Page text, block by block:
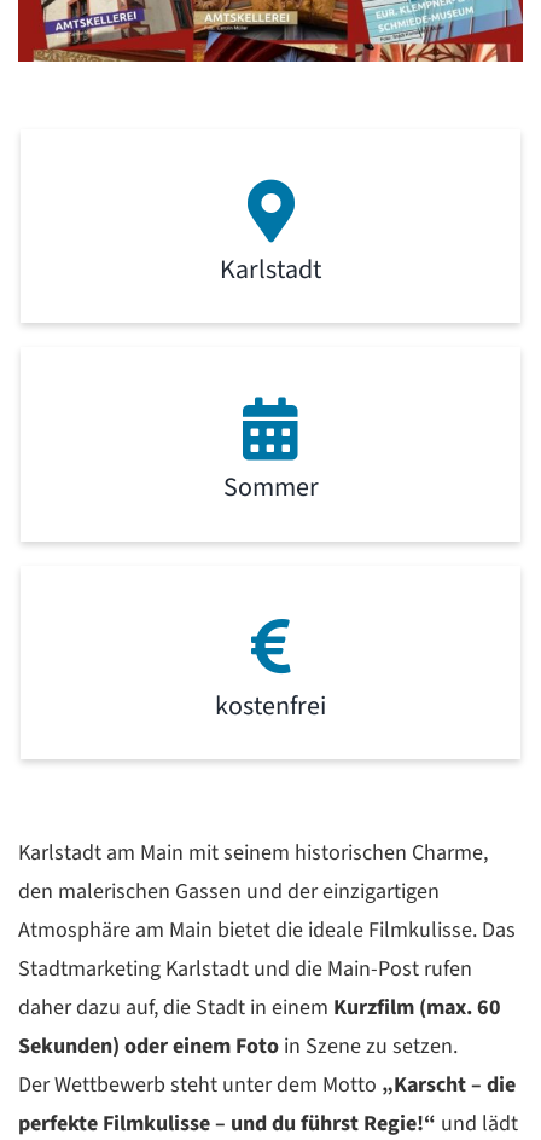
Karlstadt
Sommer
kostenfrei
Karlstadt am Main mit seinem historischen Charme,
den malerischen Gassen und der einzigartigen
Atmosphäre am Main bietet die ideale Filmkulisse. Das
Stadtmarketing Karlstadt und die Main-Post rufen
daher dazu auf, die Stadt in einem Kurzfilm (max. 60
Sekunden) oder einem Fotoin Szene zu setzen.
Der Wettbewerb steht unter dem Motto „Karscht – die
perfekte Filmkulisse – und du führst Regie!“ und lädt